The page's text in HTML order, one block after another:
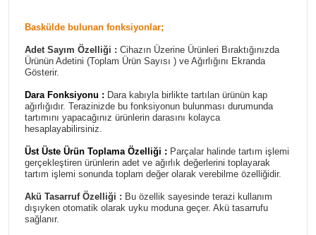
Baskülde bulunan fonksiyonlar;
Adet Sayım Özelliği : Cihazın Üzerine Ürünleri Bıraktığınızda
Ürünün Adetini (Toplam Ürün Sayısı ) ve Ağırlığını Ekranda
Gösterir.
Dara Fonksiyonu : Dara kabıyla birlikte tartılan ürünün kap
ağırlığıdır. Terazinizde bu fonksiyonun bulunması durumunda
tartımını yapacağınız ürünlerin darasını kolayca
hesaplayabilirsiniz.
Üst Üste Ürün Toplama Özelliği : Parçalar halinde tartım işlemi
gerçekleştiren ürünlerin adet ve ağırlık değerlerini toplayarak
tartım işlemi sonunda toplam değer olarak verebilme özelliğidir.
Akü Tasarruf Özelliği : Bu özellik sayesinde terazi kullanım
dışıyken otomatik olarak uyku moduna geçer. Akü tasarrufu
sağlanır.